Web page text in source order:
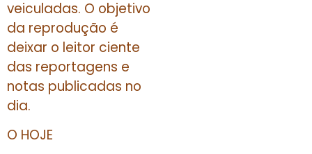
veiculadas. O objetivo
da reprodução é
deixar o leitor ciente
das reportagens e
notas publicadas no
dia.
O HOJE